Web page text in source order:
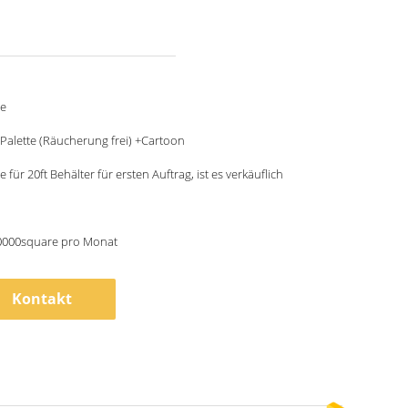
(Räucherung frei) +Cartoon
für 20ft Behälter für ersten Auftrag, ist es verkäuflich
pro Monat
Kontakt